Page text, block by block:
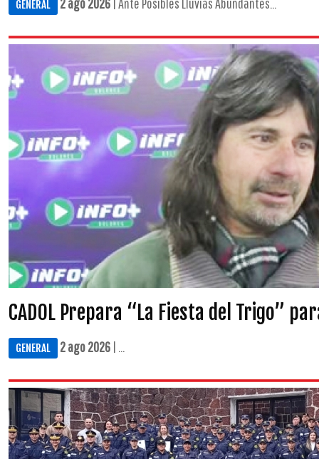
GENERAL
CADOL Prepara “La Fiesta del Trigo”
GENERAL 2 ago 2026 | ...